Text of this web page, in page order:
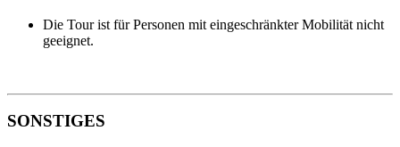
Die Tour ist für Personen mit eingeschränkter Mobilität nicht
geeignet.
SONSTIGES